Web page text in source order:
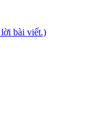
bài viết.)